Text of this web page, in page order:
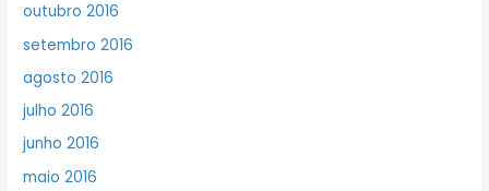
outubro 2016
setembro 2016
agosto 2016
julho 2016
junho 2016
maio 2016